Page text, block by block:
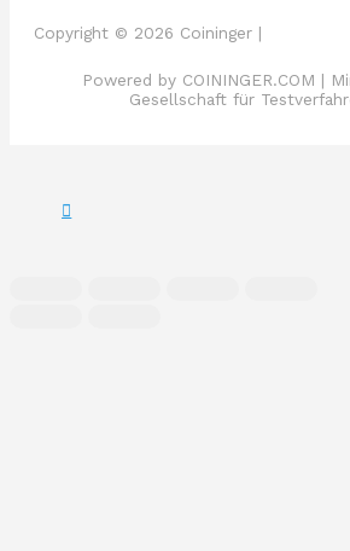
Copyright © 2026 Coininger |
Powered by COININGER.COM |
Gesellschaft für